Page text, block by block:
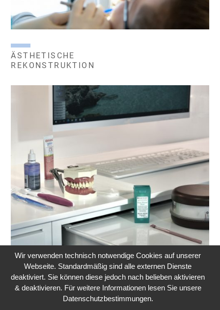
ÄSTHETISCHE
REKONSTRUKTION
PROPHYLAXE
Wir verwenden technisch notwendige Cookies auf unserer
Webseite. Standardmäßig sind alle externen Dienste
deaktiviert. Sie können diese jedoch nach belieben aktivieren
& deaktivieren. Für weitere Informationen lesen Sie unsere
Datenschutzbestimmungen.